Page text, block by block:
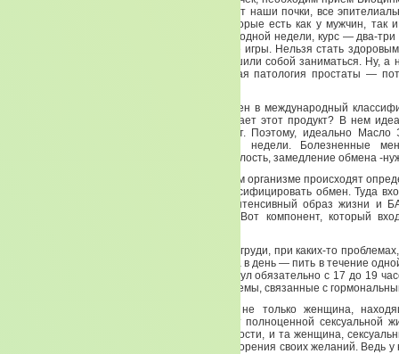
это состояние слизистой, которая выстилает наши почки, все
идут у нас и в мочеточнике, и железы, которые есть как у мужчин,
нуждаются в Цинке. Цинк тоже препарат не одной недели, курс — два-
пить недельку, это ничего не дает — это все игры. Нельзя стать
делать это все 365 дней в году. Если вы решили собой заниматься. Ну, а
Кстати, если у мужчин есть злокачественная патология простаты —
У нас есть потрясающий продукт, он включен в международный
вечерней Примулы, она же Энотера. Что дает этот продукт? В нем
Омега-3, Омега-6 и Омега-9 жирных кислот. Поэтому, идеально Масло
зимой. И тоже это препарат не одной недели. Болезненные
климактерический период, сухость кожи, усталость, замедление обмена -
Хотим мы или не хотим, после 35 лет в нашем организме происходят
как в мужском, так и в женском. Надо интенсифицировать обмен. Туда
вещей. И физическая нагрузка, и более интенсивный образ жизни и
давать организму для ускорения обмена. Вот компонент, который
При болезненных менструациях, при боли в груди, при каких-то
периоде. В остром периоде 2 капсулы 2 раза в день — пить в течение
одной капсуле 2-3 раза в день. Одну из капсул обязательно с 17 до 19
почек. Очень хорошо нормализует все проблемы, связанные с
Гормональным нарушениям подвергается не только женщина,
климакса, но и женщина, которая не живет полноценной сексуальной
получает удовольствия от сексуальной близости, и та женщина,
относится к ней как к предмету для удовлетворения своих желаний. Ведь у